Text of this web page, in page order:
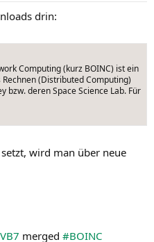
drin:
Computing (kurz BOINC) ist ein
(Distributed Computing)
bzw. deren Space Science Lab. Für
wird man über neue
merged #BOINC